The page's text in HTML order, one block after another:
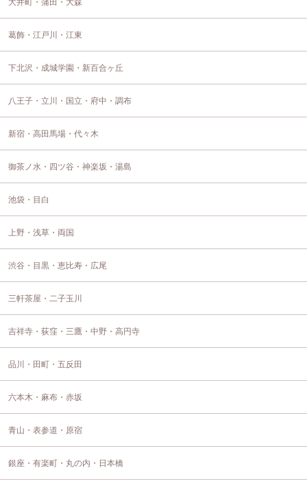
大井町・蒲田・大森
葛飾・江戸川・江東
下北沢・成城学園・新百合ヶ丘
八王子・立川・国立・府中・調布
新宿・高田馬場・代々木
御茶ノ水・四ツ谷・神楽坂・湯島
池袋・目白
上野・浅草・両国
渋谷・目黒・恵比寿・広尾
三軒茶屋・二子玉川
吉祥寺・荻窪・三鷹・中野・高円寺
品川・田町・五反田
六本木・麻布・赤坂
青山・表参道・原宿
銀座・有楽町・丸の内・日本橋